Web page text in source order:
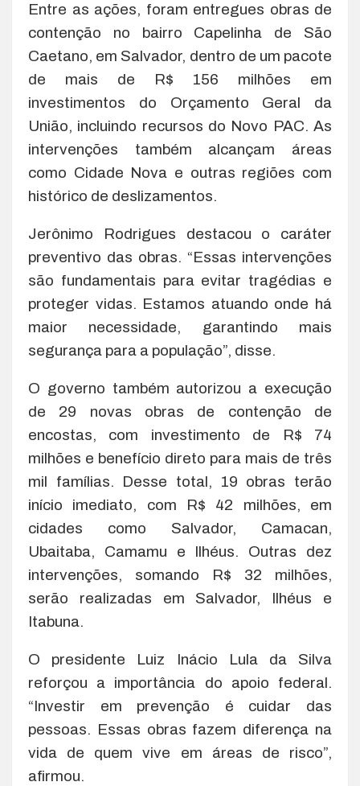
Entre as ações, foram entregues obras de
contenção no bairro Capelinha de São
Caetano, em Salvador, dentro de um pacote
de mais de R$ 156 milhões em
investimentos do Orçamento Geral da
União, incluindo recursos do Novo PAC. As
intervenções também alcançam áreas
como Cidade Nova e outras regiões com
histórico de deslizamentos.
Jerônimo Rodrigues destacou o caráter
preventivo das obras. “Essas intervenções
são fundamentais para evitar tragédias e
proteger vidas. Estamos atuando onde há
maior necessidade, garantindo mais
segurança para a população”, disse.
O governo também autorizou a execução
de 29 novas obras de contenção de
encostas, com investimento de R$ 74
milhões e benefício direto para mais de três
mil famílias. Desse total, 19 obras terão
início imediato, com R$ 42 milhões, em
cidades como Salvador, Camacan,
Ubaitaba, Camamu e Ilhéus. Outras dez
intervenções, somando R$ 32 milhões,
serão realizadas em Salvador, Ilhéus e
Itabuna.
O presidente Luiz Inácio Lula da Silva
reforçou a importância do apoio federal.
“Investir em prevenção é cuidar das
pessoas. Essas obras fazem diferença na
vida de quem vive em áreas de risco”,
afirmou.